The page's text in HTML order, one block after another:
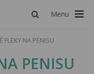
Menu
FLEKY NA PENISU
PENISU